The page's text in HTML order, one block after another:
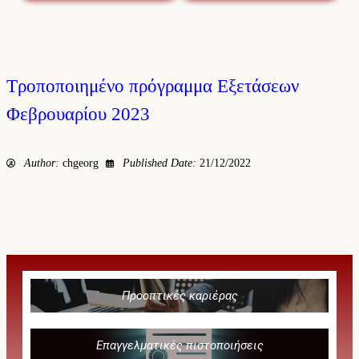
Τροποποιημένο πρόγραμμα Εξετάσεων
Φεβρουαρίου 2023
Author: chgeorg Published Date: 21/12/2022
Προοπτικές καριέρας
Επαγγελματικές πιστοποιήσεις